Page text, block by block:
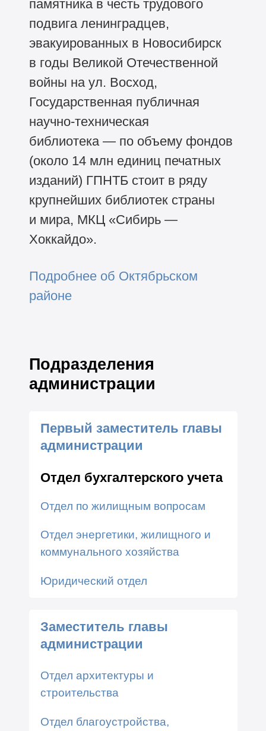
памятника в честь трудового
подвига ленинградцев,
эвакуированных в Новосибирск
в годы Великой Отечественной
войны на ул. Восход,
Государственная публичная
научно-техническая
библиотека — по объему фондов
(около 14 млн единиц печатных
изданий) ГПНТБ стоит в ряду
крупнейших библиотек страны
и мира, МКЦ «Сибирь —
Хоккайдо».
Подробнее об Октябрьском
районе
Подразделения
администрации
Первый заместитель главы
администрации
Отдел бухгалтерского учета
Отдел по жилищным вопросам
Отдел энергетики, жилищного и
коммунального хозяйства
Юридический отдел
Заместитель главы
администрации
Отдел архитектуры и
строительства
Отдел благоустройства,